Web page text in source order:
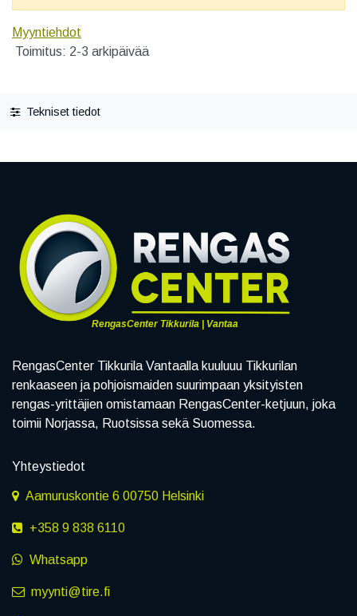
Myyntiehdot
Toimitus: 2-3 arkipäivää
Tekniset tiedot
RengasCenter Tikkurila | Vantaa
RengasCenter Tikkurila Vantaalla kuuluuu Tikkurilan
renkaaseen ja pohjoismaiden suurimpaan yksityisten
rengas-yrittäjien omistamaan RengasCenter-ketjuun, joka
toimii Norjassa, Ruotsissa sekä Suomessa.
Yhteystiedot
Aamuruskontie 6 00750 Helsinki
+358 9 838 6110
Whatsapp
myynti@tire.fi